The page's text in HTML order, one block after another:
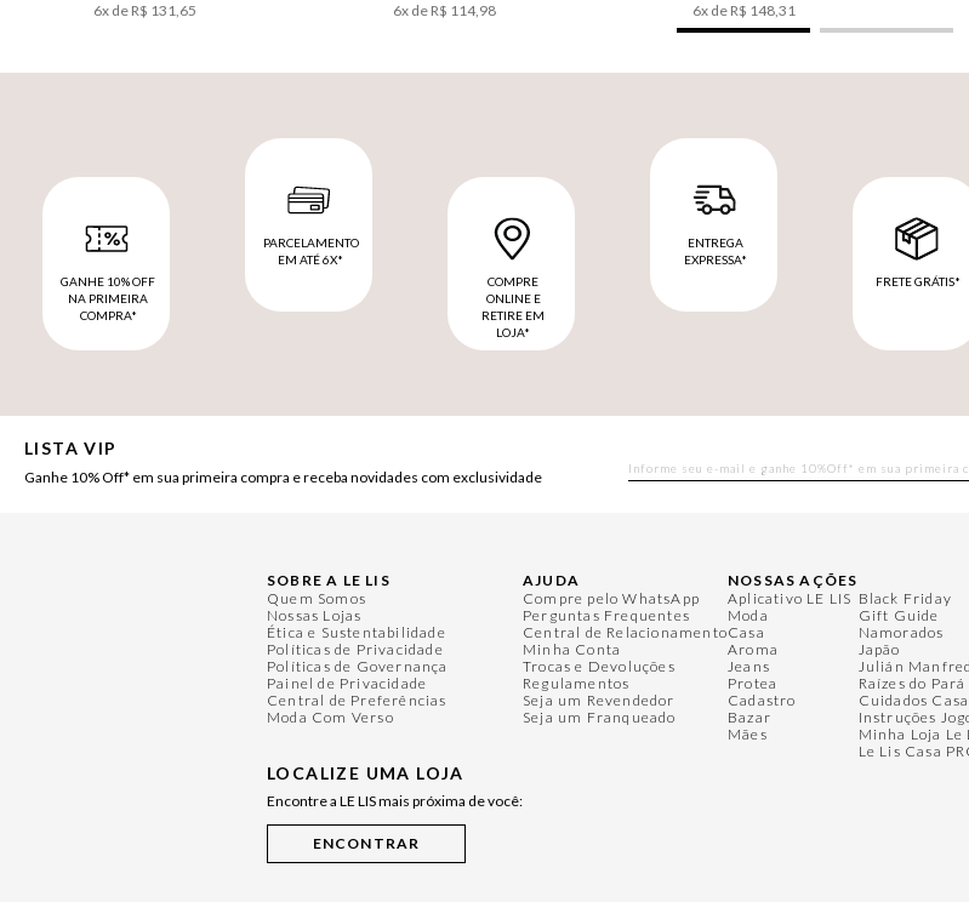
6x de R$ 131,65
6x de R$ 114,98
6x de R$ 148,31
GANHE 10% OFF
NA PRIMEIRA
COMPRA*
PARCELAMENTO
EM ATÉ 6X*
COMPRE
ONLINE E
RETIRE EM
LOJA*
ENTREGA
EXPRESSA*
FRETE GRÁTIS*
LISTA VIP
Ganhe 10% Off* em sua primeira compra e receba novidades com exclusividade
SOBRE A LE LIS
Quem Somos
Nossas Lojas
Ética e Sustentabilidade
Políticas de Privacidade
Políticas de Governança
Painel de Privacidade
Central de Preferências
Moda Com Verso
LOCALIZE UMA LOJA
Encontre a LE LIS mais próxima de você:
AJUDA
Compre pelo WhatsApp
Perguntas Frequentes
Central de Relacionamento
Minha Conta
Trocas e Devoluções
Regulamentos
Seja um Revendedor
Seja um Franqueado
NOSSAS AÇÕES
Aplicativo LE LIS
Moda
Casa
Aroma
Jeans
Protea
Cadastro
Bazar
Mães
Black Friday
Gift Guide
Namorados
Japão
Julián
Raízes do Pará
Cuidados Casa
Instruções
Minha Loja Le
Le Lis Casa